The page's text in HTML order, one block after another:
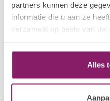
partners kunnen deze
informatie die u aan ze
verzameld op basis van uw
Alles